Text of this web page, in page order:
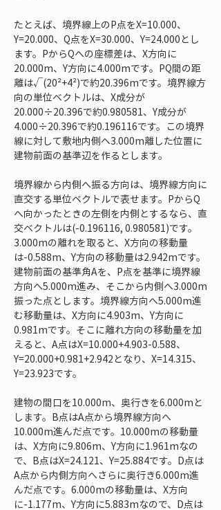
たとえば、境界線上のP点をX=10.000、
Y=20.000、Q点をX=30.000、Y=24.000とし
ます。PからQへの座標差は、X方向に
20.000m、Y方向に4.000mです。PQ間の距
離は√(20²+4²)で約20.396mです。境界線方
向の単位ベクトルは、X成分が
20.000÷20.396で約0.980581、Y成分が
4.000÷20.396で約0.196116です。この境界
線に対して敷地内側へ3.000m離した位置に
建物前面の基準辺を作るとします。
境界線から内側へ振る方向は、境界線方向に
直交する単位ベクトルで表せます。PからQ
へ向かったときの左側を内側とするなら、直
交ベクトルは(-0.196116, 0.980581)です。
3.000mの離れを取ると、X方向の移動量
は-0.588m、Y方向の移動量は2.942mです。
建物前面の基準角Aを、P点を基準に境界線
方向へ5.000m進み、そこから内側へ3.000m
振った点とします。境界線方向へ5.000m進
む移動量は、X方向に4.903m、Y方向に
0.981mです。そこに離れ方向の移動量を加
えると、A点はX=10.000+4.903-0.588、
Y=20.000+0.981+2.942となり、X=14.315、
Y=23.923です。
建物の間口を10.000m、奥行きを6.000mと
します。B点はA点から境界線方向へ
10.000m進んだ点です。10.000mの移動量
は、X方向に9.806m、Y方向に1.961mなの
で、B点はX=24.121、Y=25.884です。D点は
A点から内側方向へさらに奥行き6.000m進
んだ点です。6.000mの移動量は、X方向
に-1.177m、Y方向に5.883mなので、D点は